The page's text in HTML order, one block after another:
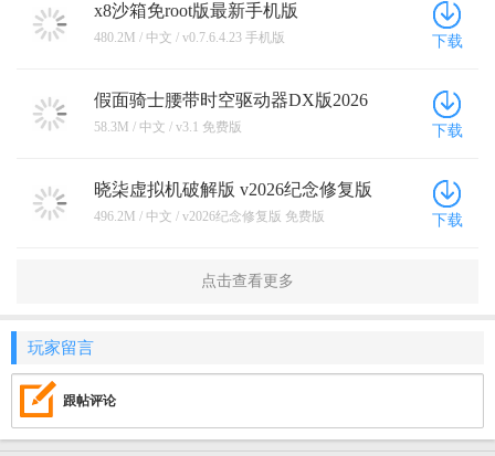
x8沙箱免root版最新手机版
v0.7.6.4.23 手机版
480.2M / 中文 / v0.7.6.4.23 手机版 下载
假面骑士腰带时空驱动器DX版2026
官方最新版本 v3.1 免费版
58.3M / 中文 / v3.1 免费版 下载
晓柒虚拟机破解版 v2026纪念修复版
免费版
496.2M / 中文 / v2026纪念修复版 免费版 下载
点击查看更多
玩家留言
跟帖评论